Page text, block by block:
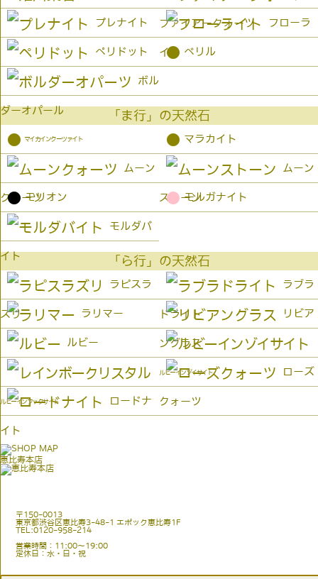
ファイアークォーツ
プレナイト フローラ
イト
ペリドット ● ベリル
ボル
ダーオパール 「ま行」の天然石
● マイカインクーツァイト ● マラカイト
ムーン
クォーツ
ムーン
ストーン
● モリオン ● モルガナイト
モルダバ
イト 「ら行」の天然石
ラピスラ
ズリ
ラブラ
ドライト
ラリマー リビア
ングラス
ルビー
ルビーインゾイサイト
ルビーインフックサイト
ローズ
クォーツ
ロードナ
イト
恵比寿本店
〒150-0013
東京都渋谷区恵比寿3-48-1 エポック恵比寿1F
TEL:0120-958-214
営業時間：11:00〜19:00
定休日：水・日・祝